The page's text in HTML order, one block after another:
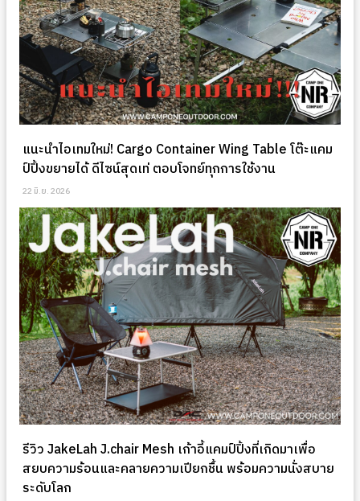
แนะนำไอเทมใหม่! Cargo Container Wing Table โต๊ะแคม
ป์ปิ้งขยายได้ ดีไซน์สุดเท่ ตอบโจทย์ทุกการใช้งาน
22 มิ.ย. 2026
รีวิว JakeLah J.chair Mesh เก้าอี้แคมป์ปิ้งที่เกิดมาเพื่อ
สยบความร้อนและคลายความเปียกชื้น พร้อมความนั่งสบาย
ระดับโลก